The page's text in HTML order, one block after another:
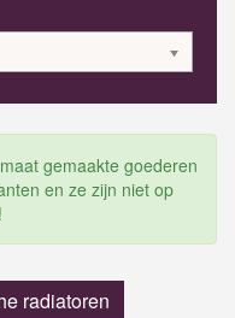
gemaakte goederen
en ze zijn niet op
radiatoren